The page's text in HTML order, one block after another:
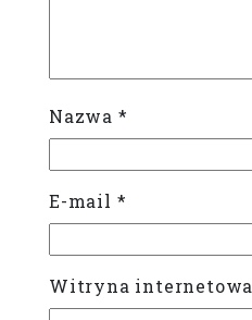
Nazwa *
E-mail *
Witryna internetowa